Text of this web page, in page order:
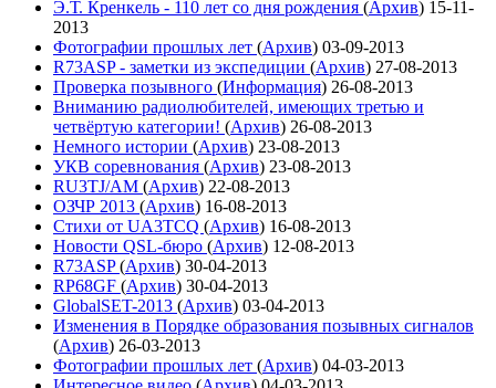
Э.Т. Кренкель - 110 лет со дня рождения (Архив) 15-11-
2013
Фотографии прошлых лет (Архив) 03-09-2013
R73ASP - заметки из экспедиции (Архив) 27-08-2013
Проверка позывного (Информация) 26-08-2013
Вниманию радиолюбителей, имеющих третью и
четвёртую категории! (Архив) 26-08-2013
Немного истории (Архив) 23-08-2013
УКВ соревнования (Архив) 23-08-2013
RU3TJ/AM (Архив) 22-08-2013
ОЗЧР 2013 (Архив) 16-08-2013
Стихи от UA3TCQ (Архив) 16-08-2013
Новости QSL-бюро (Архив) 12-08-2013
R73ASP(Архив) 30-04-2013
RP68GF (Архив) 30-04-2013
GlobalSET-2013 (Архив) 03-04-2013
Изменения в Порядке образования позывных сигналов
(Архив) 26-03-2013
Фотографии прошлых лет (Архив) 04-03-2013